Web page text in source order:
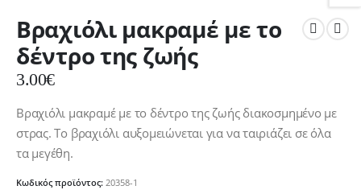
Βραχιόλι μακραμέ με το
δέντρο της ζωής
3.00€
Βραχιόλι μακραμέ με το δέντρο της ζωής διακοσμημένο με
στρας. Το βραχιόλι αυξομειώνεται για να ταιριάζει σε όλα
τα μεγέθη.
Κωδικός προϊόντος: 20358-1